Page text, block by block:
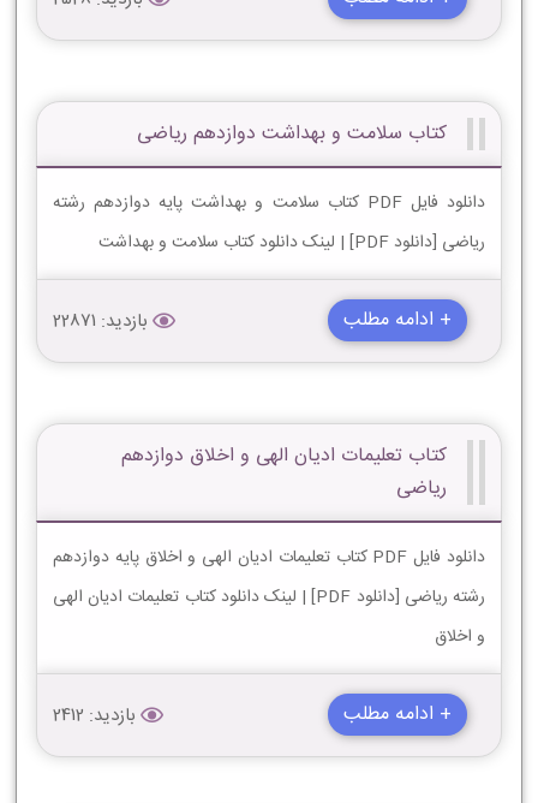
کتاب سلامت و بهداشت دوازدهم ریاضی
دانلود فایل PDF کتاب سلامت و بهداشت پایه دوازدهم رشته
ریاضی [دانلود PDF] | لینک دانلود کتاب سلامت و بهداشت
+ ادامه مطلب بازدید: 22871
کتاب تعلیمات ادیان الهی و اخلاق دوازدهم
ریاضی
دانلود فایل PDF کتاب تعلیمات ادیان الهی و اخلاق پایه دوازدهم
رشته ریاضی [دانلود PDF] | لینک دانلود کتاب تعلیمات ادیان الهی
و اخلاق
+ ادامه مطلب بازدید: 2412